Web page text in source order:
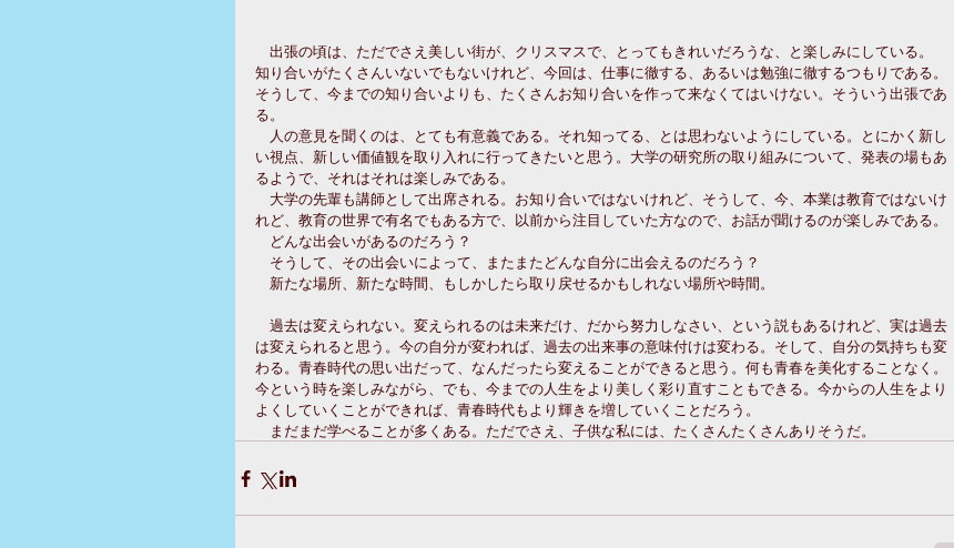
出張の頃は、ただでさえ美しい街が、クリスマスで、とってもきれいだろうな、と楽しみにしている。
知り合いがたくさんいないでもないけれど、今回は、仕事に徹する、あるいは勉強に徹するつもりである。
そうして、今までの知り合いよりも、たくさんお知り合いを作って来なくてはいけない。そういう出張であ
る。
人の意見を聞くのは、とても有意義である。それ知ってる、とは思わないようにしている。とにかく新し
い視点、新しい価値観を取り入れに行ってきたいと思う。大学の研究所の取り組みについて、発表の場もあ
るようで、それはそれは楽しみである。
大学の先輩も講師として出席される。お知り合いではないけれど、そうして、今、本業は教育ではないけ
れど、教育の世界で有名でもある方で、以前から注目していた方なので、お話が聞けるのが楽しみである。
どんな出会いがあるのだろう？
そうして、その出会いによって、またまたどんな自分に出会えるのだろう？
新たな場所、新たな時間、もしかしたら取り戻せるかもしれない場所や時間。
過去は変えられない。変えられるのは未来だけ、だから努力しなさい、という説もあるけれど、実は過去
は変えられると思う。今の自分が変われば、過去の出来事の意味付けは変わる。そして、自分の気持ちも変
わる。青春時代の思い出だって、なんだったら変えることができると思う。何も青春を美化することなく。
今という時を楽しみながら、でも、今までの人生をより美しく彩り直すこともできる。今からの人生をより
よくしていくことができれば、青春時代もより輝きを増していくことだろう。
まだまだ学べることが多くある。ただでさえ、子供な私には、たくさんたくさんありそうだ。